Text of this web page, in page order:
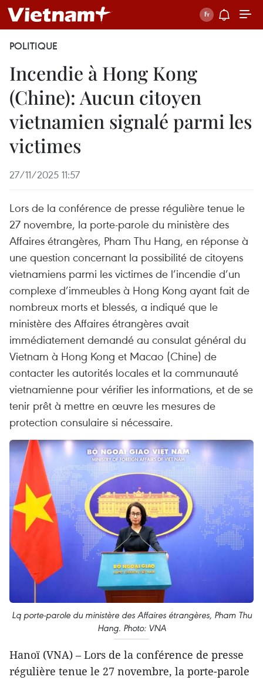
POLITIQUE
Incendie à Hong Kong
(Chine): Aucun citoyen
vietnamien signalé parmi les
victimes
27/11/2025 11:57
Lors de la conférence de presse régulière tenue le
27 novembre, la porte-parole du ministère des
Affaires étrangères, Pham Thu Hang, en réponse à
une question concernant la possibilité de citoyens
vietnamiens parmi les victimes de l’incendie d’un
complexe d’immeubles à Hong Kong ayant fait de
nombreux morts et blessés, a indiqué que le
ministère des Affaires étrangères avait
immédiatement demandé au consulat général du
Vietnam à Hong Kong et Macao (Chine) de
contacter les autorités locales et la communauté
vietnamienne pour vérifier les informations, et de se
tenir prêt à mettre en œuvre les mesures de
protection consulaire si nécessaire.
Lq porte-parole du ministère des Affaires étrangères, Pham Thu
Hang. Photo: VNA
Hanoï (VNA) – Lors de la conférence de presse
régulière tenue le 27 novembre, la porte-parole